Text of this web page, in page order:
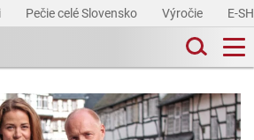
Pečie celé Slovensko Výročie E-